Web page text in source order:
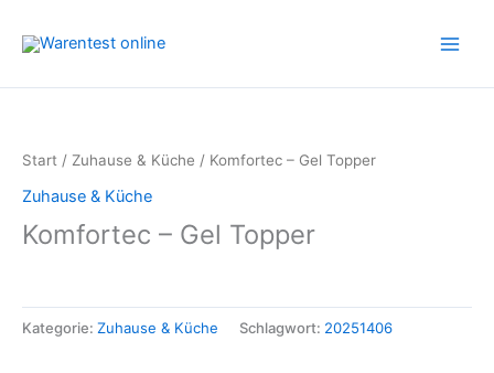
Inhalt
Start / Zuhause & Küche / Komfortec – Gel Topper
Zuhause & Küche
Komfortec – Gel Topper
Kategorie: Zuhause & Küche Schlagwort: 20251406